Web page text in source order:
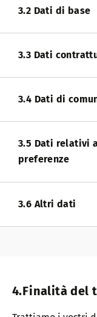
3.2 Dati di base
3.3 Dati
3.4 Dati di
3.5 Dati relativi
preferenze
3.6 Altri dati
4.Finalità del